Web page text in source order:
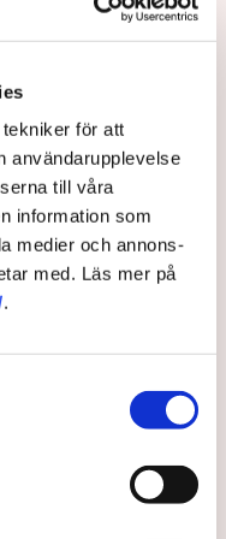
för att
användarupplevelse
till våra
information som
medier och annons-
med. Läs mer på
.
och sprida
till TN. Nu
på
lamslås av
Mats Henriksson,
sig på plats,
har stoppat